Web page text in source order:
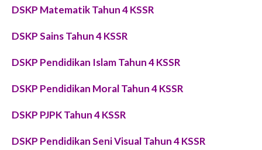
DSKP Matematik Tahun 4 KSSR
DSKPSainsTahun 4 KSSR
DSKP Pendidikan Islam Tahun 4 KSSR
DSKP Pendidikan Moral Tahun 4 KSSR
DSKP PJPK Tahun 4 KSSR
DSKP Pendidikan Seni Visual Tahun 4 KSSR